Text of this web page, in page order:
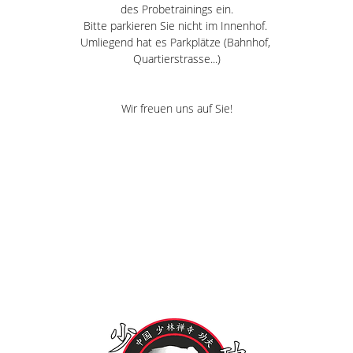
des Probetrainings ein.
Bitte parkieren Sie nicht im Innenhof.
Umliegend hat es Parkplätze (Bahnhof,
Quartierstrasse...)
Wir freuen uns auf Sie!